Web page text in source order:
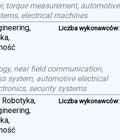
torque measurement, automotive
electrical machines
Liczba wykonawców:
near field communication,
system, automotive electrical
security systems
Liczba wykonawców: